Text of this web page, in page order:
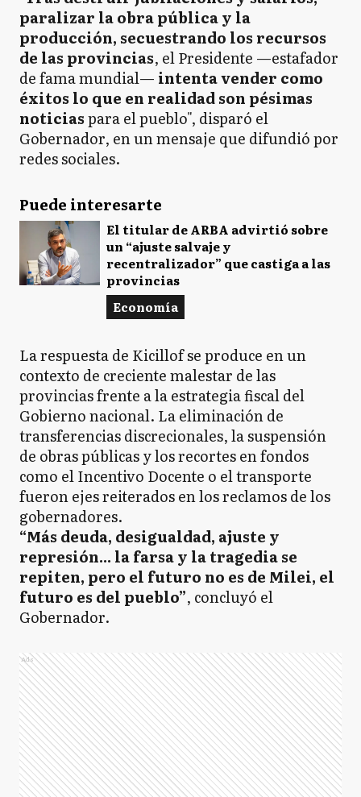
paralizar la obra pública y la
producción, secuestrando los recursos
de las provincias, el Presidente —estafador
de fama mundial— intenta vender como
éxitos lo que en realidad son pésimas
noticiaspara el pueblo", disparó el
Gobernador, en un mensaje que difundió por
redes sociales.
Puede interesarte
El titular de ARBA advirtió sobre
un “ajuste salvaje y
recentralizador” que castiga a las
provincias
Economía
La respuesta de Kicillof se produce en un
contexto de creciente malestar de las
provincias frente a la estrategia fiscal del
Gobierno nacional. La eliminación de
transferencias discrecionales, la suspensión
de obras públicas y los recortes en fondos
como el Incentivo Docente o el transporte
fueron ejes reiterados en los reclamos de los
gobernadores.
“Más deuda, desigualdad, ajuste y
represión... la farsa y la tragedia se
repiten, pero el futuro no es de Milei, el
futuro es del pueblo”, concluyó el
Gobernador.
Ads